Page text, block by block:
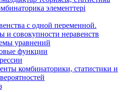
элементтері
с одной переменной.
и совокупности неравенств
уравнений
функции
комбинаторики, статистики и